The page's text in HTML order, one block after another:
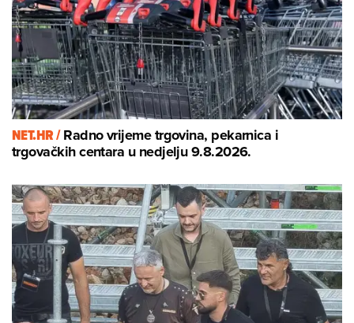
NET.HR /Radno vrijeme trgovina, pekarnica i
trgovačkih centara u nedjelju 9.8.2026.